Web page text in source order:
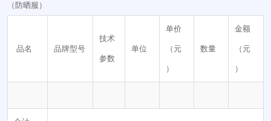
（防晒服）
品名 品牌型号
技术
参数
单位
单价
（元
）
数量
金额
（元
）